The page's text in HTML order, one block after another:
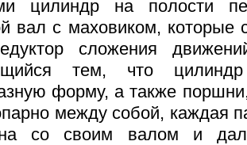
цилиндр на полости
вал с маховиком, которые
сложения
тем, что
форму, а также
между собой, каждая
со своим валом и